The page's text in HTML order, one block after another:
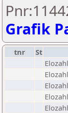
Grafik
tnr St